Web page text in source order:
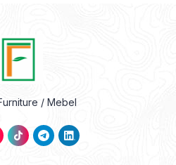
/ Mebel